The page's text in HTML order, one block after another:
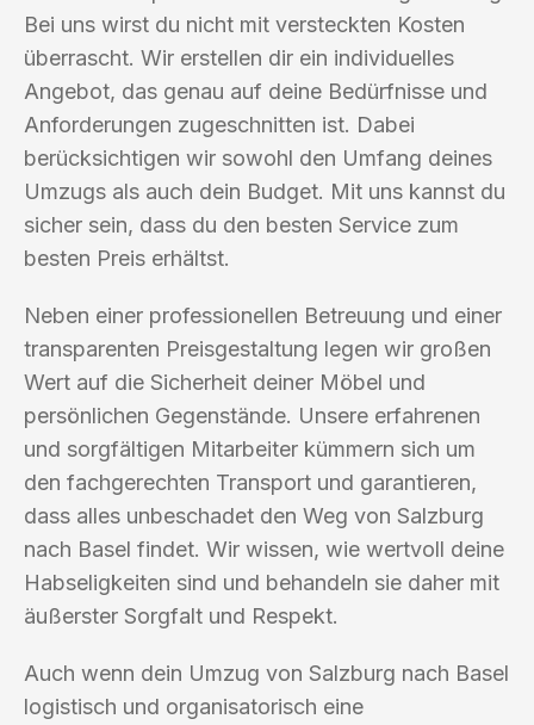
Bei uns wirst du nicht mit versteckten Kosten
überrascht. Wir erstellen dir ein individuelles
Angebot, das genau auf deine Bedürfnisse und
Anforderungen zugeschnitten ist. Dabei
berücksichtigen wir sowohl den Umfang deines
Umzugs als auch dein Budget. Mit uns kannst du
sicher sein, dass du den besten Service zum
besten Preis erhältst.
Neben einer professionellen Betreuung und einer
transparenten Preisgestaltung legen wir großen
Wert auf die Sicherheit deiner Möbel und
persönlichen Gegenstände. Unsere erfahrenen
und sorgfältigen Mitarbeiter kümmern sich um
den fachgerechten Transport und garantieren,
dass alles unbeschadet den Weg von Salzburg
nach Basel findet. Wir wissen, wie wertvoll deine
Habseligkeiten sind und behandeln sie daher mit
äußerster Sorgfalt und Respekt.
Auch wenn dein Umzug von Salzburg nach Basel
logistisch und organisatorisch eine